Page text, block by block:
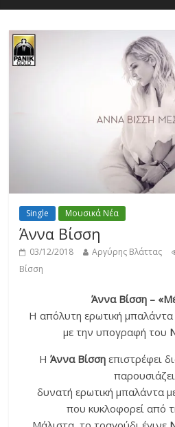
Single Μουσικά Νέα
Άννα Βίσση
03/12/2018 Αργύρης Βλάττας
Βίσση
Άννα Βίσση –
Η απόλυτη ερωτική
με την υπογραφή του
Η Άννα Βίσσηεπιστρέφει
δυνατή ερωτική μπαλάντα
που κυκλοφορεί από